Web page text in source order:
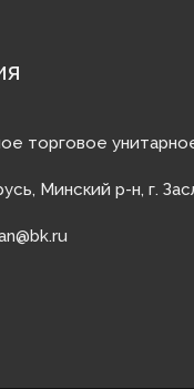
торговое
Минский р-н, г.